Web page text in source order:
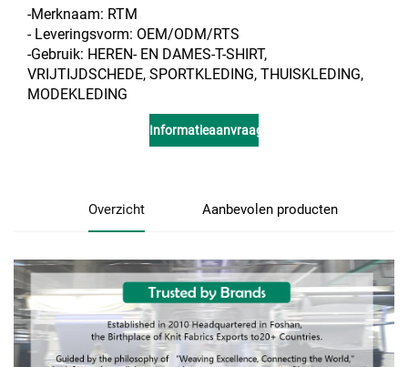
-Merknaam: RTM
- Leveringsvorm: OEM/ODM/RTS
-Gebruik: HEREN- EN DAMES-T-SHIRT,
VRIJTIJDSCHEDE, SPORTKLEDING, THUISKLEDING,
MODEKLEDING
Informatieaanvraag
Overzicht Aanbevolen producten